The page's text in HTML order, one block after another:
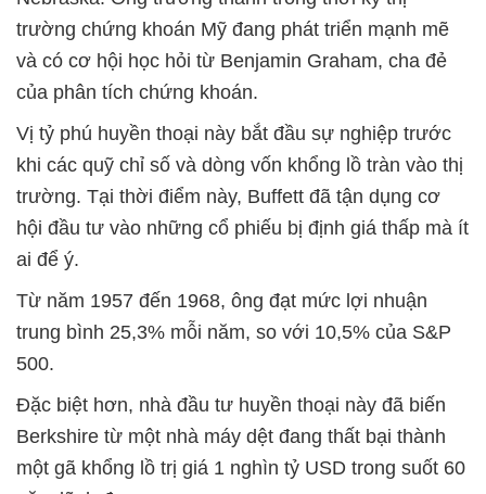
trường chứng khoán Mỹ đang phát triển mạnh mẽ
và có cơ hội học hỏi từ Benjamin Graham, cha đẻ
của phân tích chứng khoán.
Vị tỷ phú huyền thoại này bắt đầu sự nghiệp trước
khi các quỹ chỉ số và dòng vốn khổng lồ tràn vào thị
trường. Tại thời điểm này, Buffett đã tận dụng cơ
hội đầu tư vào những cổ phiếu bị định giá thấp mà ít
ai để ý.
Từ năm 1957 đến 1968, ông đạt mức lợi nhuận
trung bình 25,3% mỗi năm, so với 10,5% của S&P
500.
Đặc biệt hơn, nhà đầu tư huyền thoại này đã biến
Berkshire từ một nhà máy dệt đang thất bại thành
một gã khổng lồ trị giá 1 nghìn tỷ USD trong suốt 60